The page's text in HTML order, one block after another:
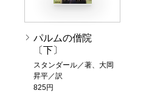
パルムの僧院
〔下〕
スタンダール／著、大岡
昇平／訳
825円